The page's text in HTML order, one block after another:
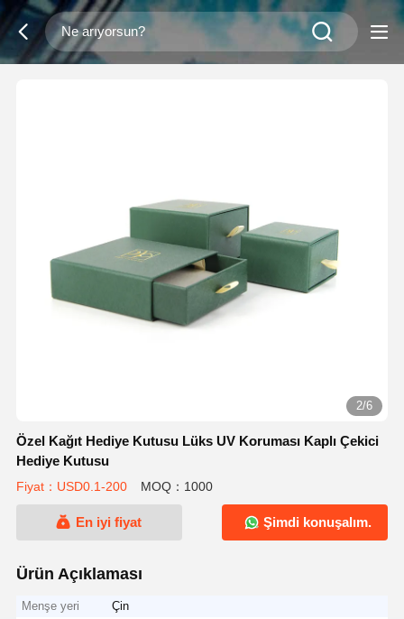
2/6
Özel Kağıt Hediye Kutusu Lüks UV Koruması Kaplı Çekici
Hediye Kutusu
Fiyat：USD0.1-200 MOQ：1000
En iyi fiyat Şimdi konuşalım.
Ürün Açıklaması
Menşe yeri
Çin